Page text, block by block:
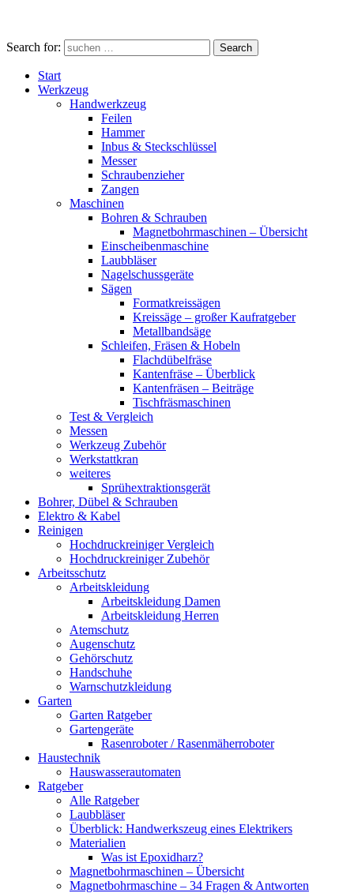
Search for: Search
Start
Werkzeug
Handwerkzeug
Feilen
Hammer
Inbus & Steckschlüssel
Messer
Schraubenzieher
Zangen
Maschinen
Bohren & Schrauben
Magnetbohrmaschinen – Übersicht
Einscheibenmaschine
Laubbläser
Nagelschussgeräte
Sägen
Formatkreissägen
Kreissäge – großer Kaufratgeber
Metallbandsäge
Schleifen, Fräsen & Hobeln
Flachdübelfräse
Kantenfräse – Überblick
Kantenfräsen – Beiträge
Tischfräsmaschinen
Test & Vergleich
Messen
Werkzeug Zubehör
Werkstattkran
weiteres
Sprühextraktionsgerät
Bohrer, Dübel & Schrauben
Elektro & Kabel
Reinigen
Hochdruckreiniger Vergleich
Hochdruckreiniger Zubehör
Arbeitsschutz
Arbeitskleidung
Arbeitskleidung Damen
Arbeitskleidung Herren
Atemschutz
Augenschutz
Gehörschutz
Handschuhe
Warnschutzkleidung
Garten
Garten Ratgeber
Gartengeräte
Rasenroboter / Rasenmäherroboter
Haustechnik
Hauswasserautomaten
Ratgeber
Alle Ratgeber
Laubbläser
Überblick: Handwerkszeug eines Elektrikers
Materialien
Was ist Epoxidharz?
Magnetbohrmaschinen – Übersicht
Magnetbohrmaschine – 34 Fragen & Antworten